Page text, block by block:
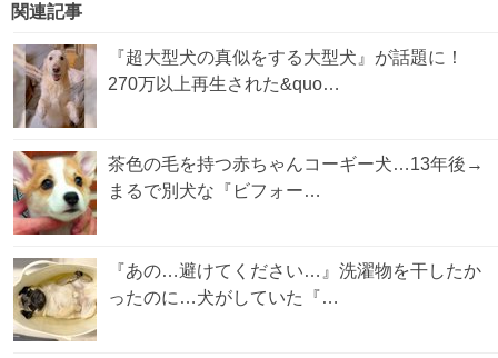
関連記事
『超大型犬の真似をする大型犬』が話題に！
270万以上再生された&quo…
茶色の毛を持つ赤ちゃんコーギー犬…13年後→
まるで別犬な『ビフォー…
『あの…避けてください…』洗濯物を干したか
ったのに…犬がしていた『…